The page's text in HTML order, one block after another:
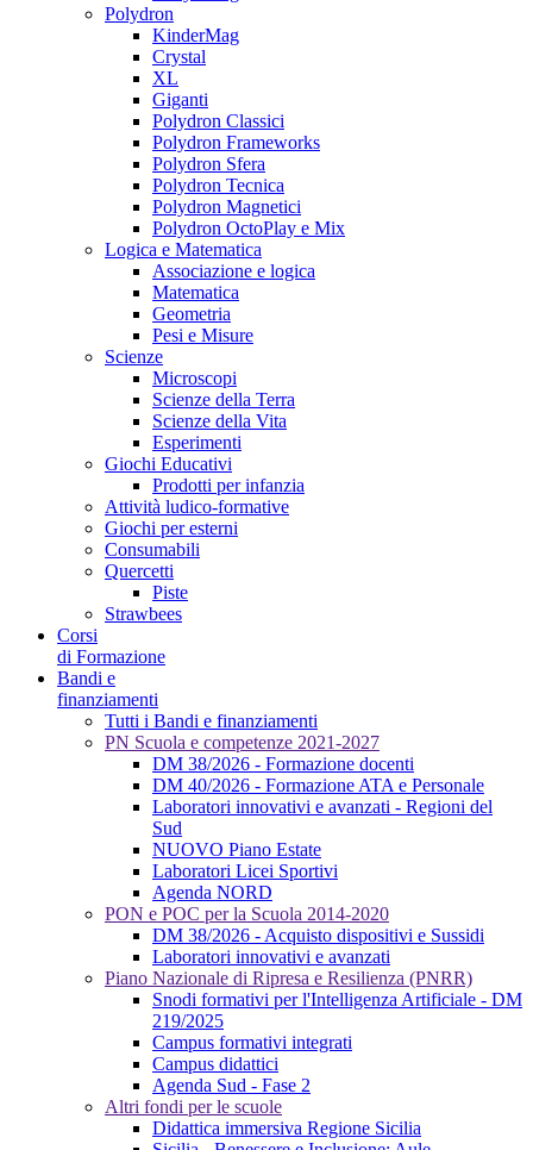
Polydron
KinderMag
Crystal
XL
Giganti
Polydron Classici
Polydron Frameworks
Polydron Sfera
Polydron Tecnica
Polydron Magnetici
Polydron OctoPlay e Mix
Logica e Matematica
Associazione e logica
Matematica
Geometria
Pesi e Misure
Scienze
Microscopi
Scienze della Terra
Scienze della Vita
Esperimenti
Giochi Educativi
Prodotti per infanzia
Attività ludico-formative
Giochi per esterni
Consumabili
Quercetti
Piste
Strawbees
Corsi
di Formazione
Bandi e
finanziamenti
Tutti i Bandi e finanziamenti
PN Scuola e competenze 2021-2027
DM 38/2026 - Formazione docenti
DM 40/2026 - Formazione ATA e Personale
Laboratori innovativi e avanzati - Regioni del
Sud
NUOVO Piano Estate
Laboratori Licei Sportivi
Agenda NORD
PON e POC per la Scuola 2014-2020
DM 38/2026 - Acquisto dispositivi e Sussidi
Laboratori innovativi e avanzati
Piano Nazionale di Ripresa e Resilienza (PNRR)
Snodi formativi per l'Intelligenza Artificiale - DM
219/2025
Campus formativi integrati
Campus didattici
Agenda Sud - Fase 2
Altri fondi per le scuole
Didattica immersiva Regione Sicilia